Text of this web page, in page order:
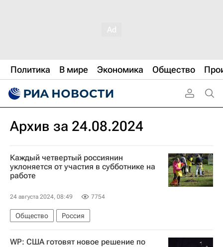
Политика В мире Экономика Общество
Архив за 24.08.2024
Каждый четвертый россиянин
уклоняется от участия в субботнике на
работе
24 августа 2024, 08:49 7754
Общество Россия
WP: США готовят новое решение по